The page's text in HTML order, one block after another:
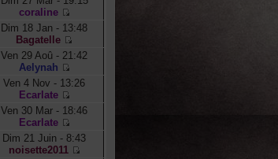
coraline
Dim 18 Jan - 13:48
Bagatelle
Ven 29 Aoû - 21:42
Aelynah
Ven 4 Nov - 13:26
Ecarlate
Ven 30 Mar - 18:46
Ecarlate
Dim 21 Juin - 8:43
noisette2011